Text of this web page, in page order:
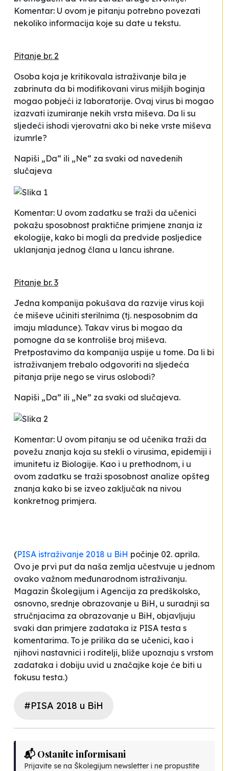
Komentar: U ovom je pitanju potrebno povezati
nekoliko informacija koje su date u tekstu.
Pitanje br. 2
Osoba koja je kritikovala istraživanje bila je
zabrinuta da bi modifikovani virus mišjih boginja
mogao pobjeći iz laboratorije. Ovaj virus bi mogao
izazvati izumiranje nekih vrsta miševa. Da li su
sljedeći ishodi vjerovatni ako bi neke vrste miševa
izumrle?
Napiši „Da“ ili „Ne“ za svaki od navedenih
slučajeva
Komentar: U ovom zadatku se traži da učenici
pokažu sposobnost praktične primjene znanja iz
ekologije, kako bi mogli da predvide posljedice
uklanjanja jednog člana u lancu ishrane.
Pitanje br. 3
Jedna kompanija pokušava da razvije virus koji
će miševe učiniti sterilnima (tj. nesposobnim da
imaju mladunce). Takav virus bi mogao da
pomogne da se kontroliše broj miševa.
Pretpostavimo da kompanija uspije u tome. Da li bi
istraživanjem trebalo odgovoriti na sljedeća
pitanja prije nego se virus oslobodi?
Napiši „Da” ili „Ne” za svaki od slučajeva.
Komentar: U ovom pitanju se od učenika traži da
povežu znanja koja su stekli o virusima, epidemiji i
imunitetu iz Biologije. Kao i u prethodnom, i u
ovom zadatku se traži sposobnost analize opšteg
znanja kako bi se izveo zaključak na nivou
konkretnog primjera.
(PISA istraživanje 2018 u BiH počinje 02. aprila.
Ovo je prvi put da naša zemlja učestvuje u jednom
ovako važnom međunarodnom istraživanju.
Magazin Školegijum i Agencija za predškolsko,
osnovno, srednje obrazovanje u BiH, u suradnji sa
stručnjacima za obrazovanje u BiH, objavljuju
svaki dan primjere zadataka iz PISA testa s
komentarima. To je prilika da se učenici, kao i
njihovi nastavnici i roditelji, bliže upoznaju s vrstom
zadataka i dobiju uvid u značajke koje će biti u
fokusu testa.)
#PISA 2018 u BiH
📬 Ostanite informisani
Prijavite se na Školegijum newsletter i ne propustite